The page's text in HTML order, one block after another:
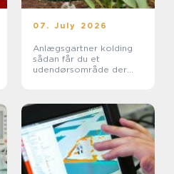
07. July 2026
Anlægsgartner kolding
sådan får du et
udendørsområde der